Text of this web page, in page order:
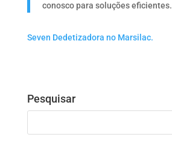
conosco para soluções eficientes.
Seven Dedetizadora no Marsilac.
Pesquisar